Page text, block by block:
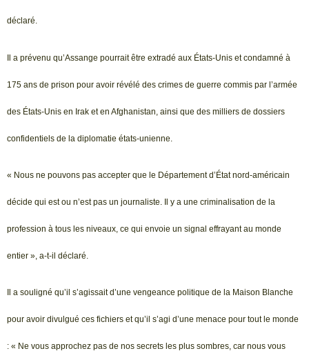
déclaré.
Il a prévenu qu’Assange pourrait être extradé aux États-Unis et condamné à
175 ans de prison pour avoir révélé des crimes de guerre commis par l’armée
des États-Unis en Irak et en Afghanistan, ainsi que des milliers de dossiers
confidentiels de la diplomatie états-unienne.
« Nous ne pouvons pas accepter que le Département d’État nord-américain
décide qui est ou n’est pas un journaliste. Il y a une criminalisation de la
profession à tous les niveaux, ce qui envoie un signal effrayant au monde
entier », a-t-il déclaré.
Il a souligné qu’il s’agissait d’une vengeance politique de la Maison Blanche
pour avoir divulgué ces fichiers et qu’il s’agi d’une menace pour tout le monde
: « Ne vous approchez pas de nos secrets les plus sombres, car nous vous